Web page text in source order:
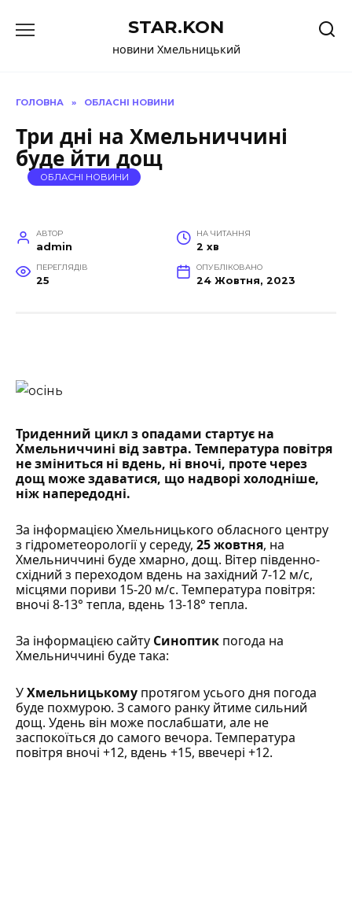
до
STAR.KON
новини Хмельницький
ГОЛОВНА » ОБЛАСНІ НОВИНИ
Три дні на Хмельниччині
буде йти дощ
ОБЛАСНІ НОВИНИ
АВТОР
admin
НА ЧИТАННЯ
2 хв
ПЕРЕГЛЯДІВ
25
ОПУБЛІКОВАНО
24 Жовтня, 2023
Триденний цикл з опадами стартує на
Хмельниччині від завтра. Температура повітря
не зміниться ні вдень, ні вночі, проте через
дощ може здаватися, що надворі холодніше,
ніж напередодні.
За інформацієюХмельницького обласного центру
з гідрометеорологіїу середу, 25 жовтня, на
Хмельниччині буде хмарно, дощ. Вітер південно-
східний з переходом вдень на західний 7-12 м/с,
місцями пориви 15-20 м/с. Температура повітря:
вночі 8-13° тепла, вдень 13-18° тепла.
За інформацією сайту Синоптик погода на
Хмельниччині буде така:
УХмельницькому протягом усього дня погода
буде похмурою. З самого ранку йтиме сильний
дощ. Удень він може послабшати, але не
заспокоїться до самого вечора. Температура
повітря вночі +12, вдень +15, ввечері +12.